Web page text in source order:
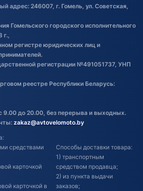
на учет
адрес: 246007, г. Гомель, ул. Советская,
Гомельского городского исполнительного
г.,
регистре юридических лиц и
регистрации №491051737, УНП
реестре Республики Беларусь:
до 20.00, без перерыва и выходных.
zakaz@avtovelomoto.by
средствами
карточкой
карточкой в
Способы доставки товара:
1) транспортным
средством продавца;
2) из пункта выдачи
заказов;